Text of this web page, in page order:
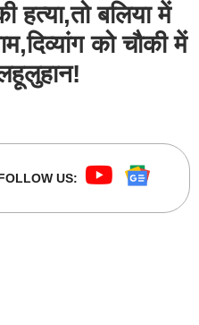
बलिया में
को चौकी में
US: